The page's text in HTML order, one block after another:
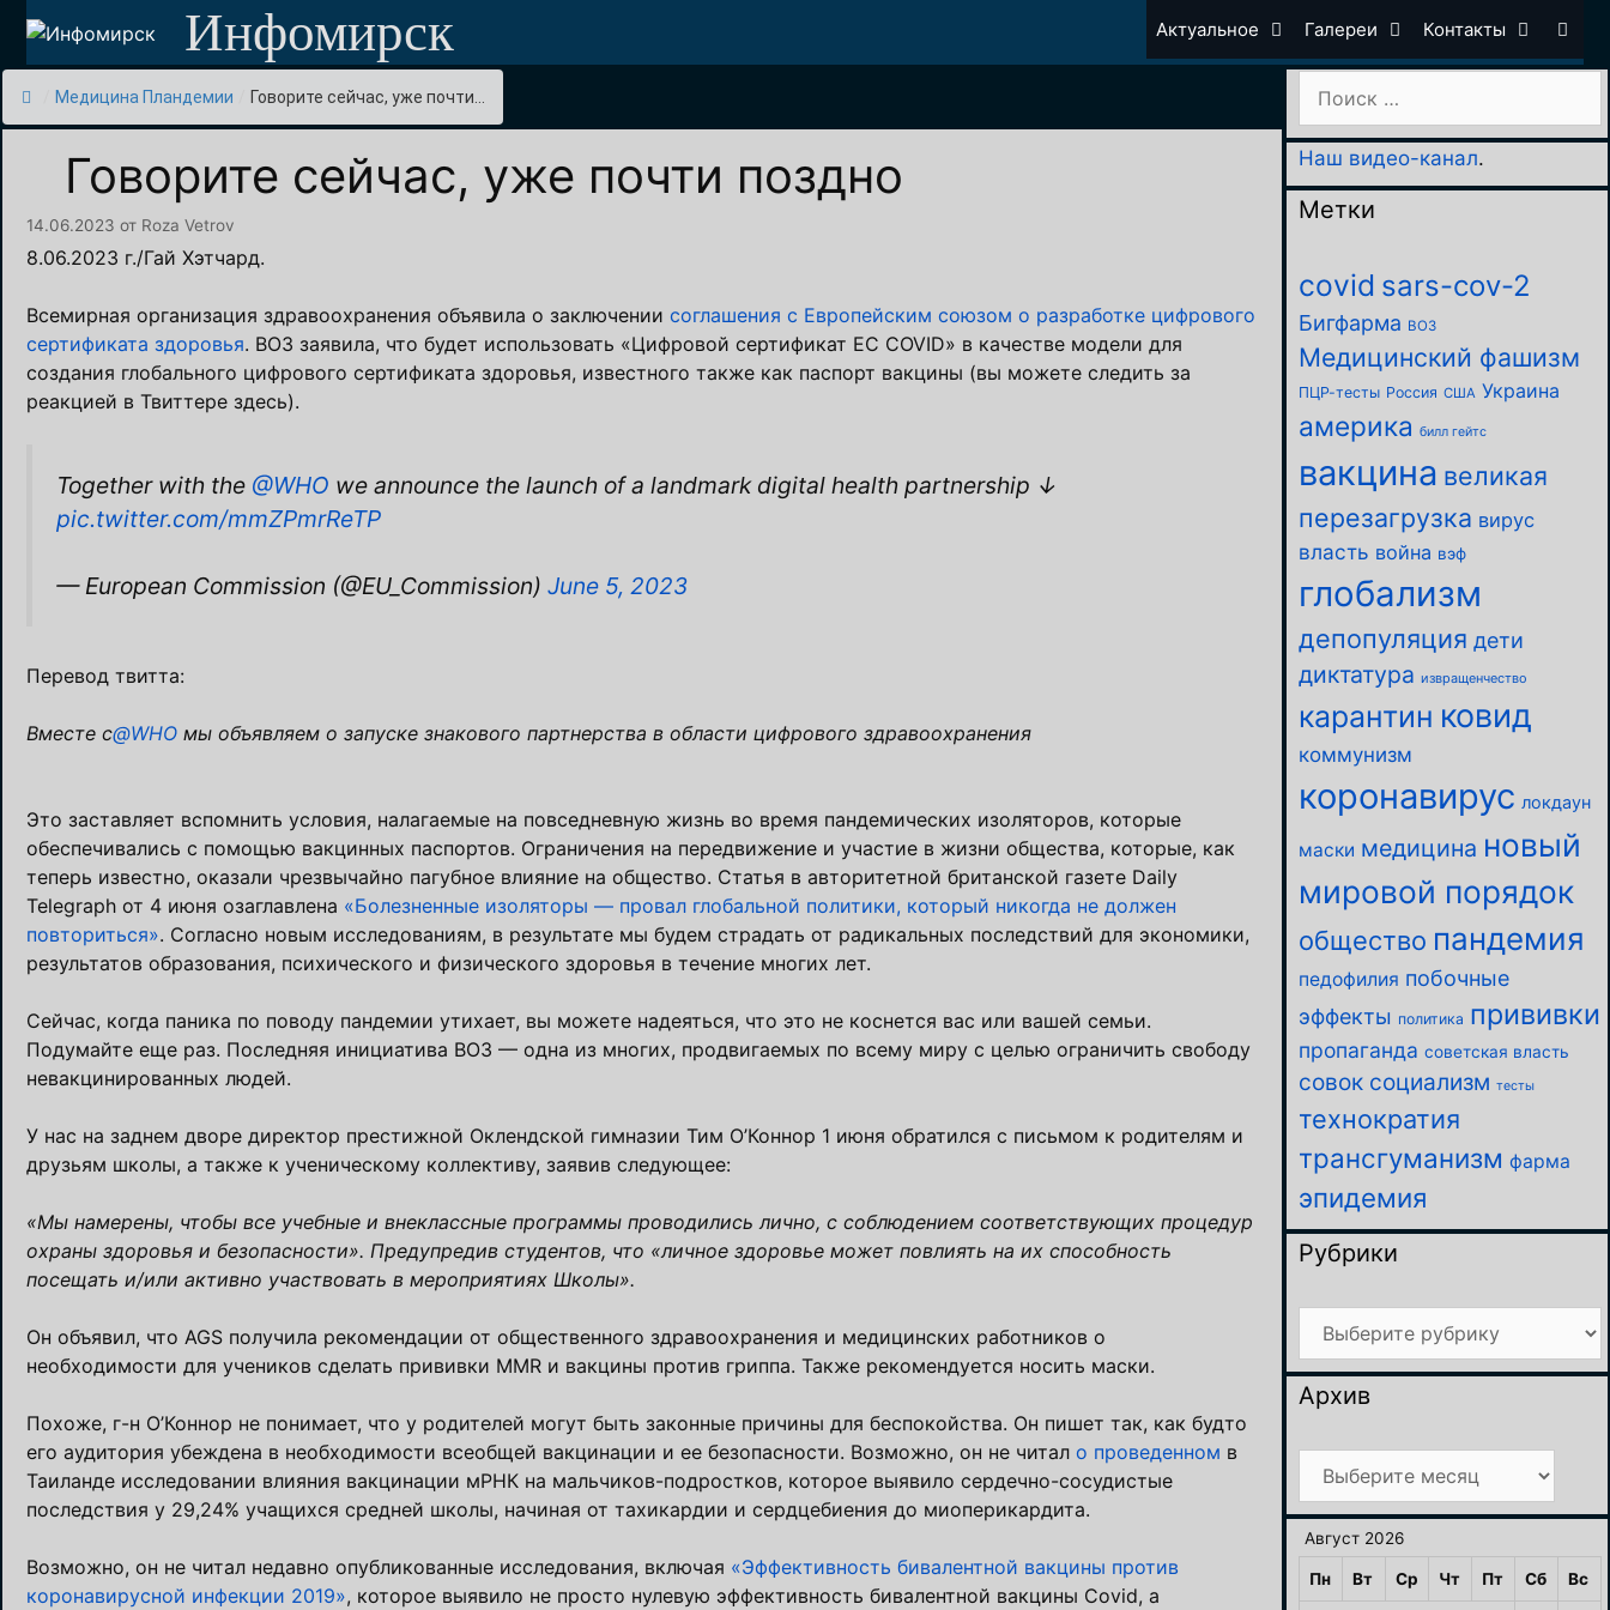
Перейти
содержимому
Инфомирск Актуальное Галереи Контакты
Медицина Пландемии Говорите сейчас, уже почти...
Говорите сейчас, уже почти поздно
14.06.2023 от Roza Vetrov
8.06.2023 г./Гай Хэтчард.
Всемирная организация здравоохранения объявила о заключении соглашения с Европейским союзом о разработке цифрового
сертификата здоровья. ВОЗ заявила, что будет использовать «Цифровой сертификат ЕС COVID» в качестве модели для
создания глобального цифрового сертификата здоровья, известного также как паспорт вакцины (вы можете следить за
реакцией в Твиттере здесь).
Together with the @WHO we announce the launch of a landmark digital health partnership ↓
pic.twitter.com/mmZPmrReTP
— European Commission (@EU_Commission) June 5, 2023
Перевод твитта:
Вместе с@WHO мы объявляем о запуске знакового партнерства в области цифрового здравоохранения
Это заставляет вспомнить условия, налагаемые на повседневную жизнь во время пандемических изоляторов, которые
обеспечивались с помощью вакцинных паспортов. Ограничения на передвижение и участие в жизни общества, которые, как
теперь известно, оказали чрезвычайно пагубное влияние на общество. Статья в авторитетной британской газете Daily
Telegraph от 4 июня озаглавлена «Болезненные изоляторы — провал глобальной политики, который никогда не должен
повториться». Согласно новым исследованиям, в результате мы будем страдать от радикальных последствий для экономики,
результатов образования, психического и физического здоровья в течение многих лет.
Сейчас, когда паника по поводу пандемии утихает, вы можете надеяться, что это не коснется вас или вашей семьи.
Подумайте еще раз. Последняя инициатива ВОЗ — одна из многих, продвигаемых по всему миру с целью ограничить свободу
невакцинированных людей.
У нас на заднем дворе директор престижной Оклендской гимназии Тим О’Коннор 1 июня обратился с письмом к родителям и
друзьям школы, а также к ученическому коллективу, заявив следующее:
«Мы намерены, чтобы все учебные и внеклассные программы проводились лично, с соблюдением соответствующих процедур
охраны здоровья и безопасности». Предупредив студентов, что «личное здоровье может повлиять на их способность
посещать и/или активно участвовать в мероприятиях Школы».
Он объявил, что AGS получила рекомендации от общественного здравоохранения и медицинских работников о
необходимости для учеников сделать прививки MMR и вакцины против гриппа. Также рекомендуется носить маски.
Похоже, г-н О’Коннор не понимает, что у родителей могут быть законные причины для беспокойства. Он пишет так, как будто
его аудитория убеждена в необходимости всеобщей вакцинации и ее безопасности. Возможно, он не читал о проведенном в
Таиланде исследовании влияния вакцинации мРНК на мальчиков-подростков, которое выявило сердечно-сосудистые
последствия у 29,24% учащихся средней школы, начиная от тахикардии и сердцебиения до миоперикардита.
Возможно, он не читал недавно опубликованные исследования, включая «Эффективность бивалентной вакцины против
коронавирусной инфекции 2019», которое выявило не просто нулевую эффективность бивалентной вакцины Covid, а
Наш видео-канал.
Метки
covid sars-cov-2
Бигфарма ВОЗ
Медицинский фашизм
ПЦР-тесты Россия США Украина
америка билл гейтс
вакцина великая
перезагрузка вирус
власть война вэф
глобализм
депопуляция дети
диктатура извращенчество
карантин ковид
коммунизм
коронавирус локдаун
маски медицина новый
мировой порядок
общество пандемия
педофилия побочные
эффекты политика прививки
пропаганда советская власть
совок социализм тесты
технократия
трансгуманизм фарма
эпидемия
Рубрики
Рубрики
Архив
Архив
Август 2026
Пн Вт Ср Чт Пт Сб Вс